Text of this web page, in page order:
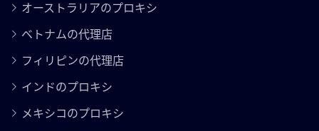
オーストラリアのプロキシ
ベトナムの代理店
フィリピンの代理店
インドのプロキシ
メキシコのプロキシ